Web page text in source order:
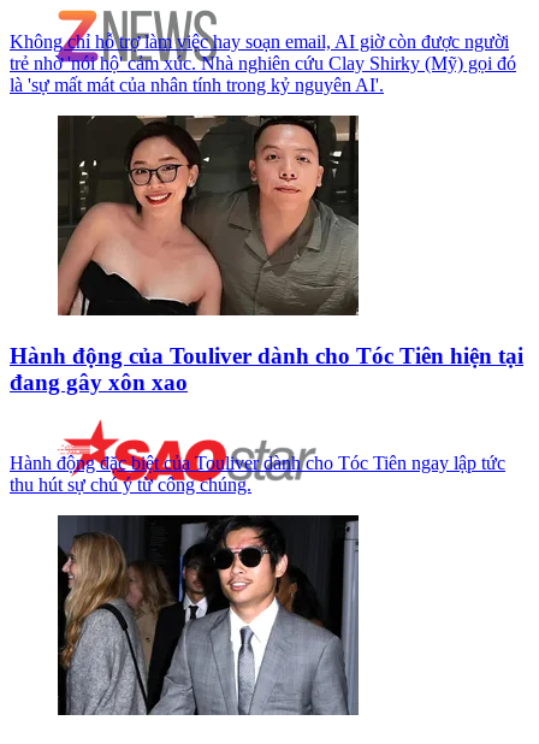
Không chỉ hỗ trợ làm việc hay soạn email, AI giờ còn được người
trẻ nhờ 'nói hộ' cảm xúc. Nhà nghiên cứu Clay Shirky (Mỹ) gọi đó
là 'sự mất mát của nhân tính trong kỷ nguyên AI'.
Hành động của Touliver dành cho Tóc Tiên hiện tại
đang gây xôn xao
Hành động đặc biệt của Touliver dành cho Tóc Tiên ngay lập tức
thu hút sự chú ý từ công chúng.